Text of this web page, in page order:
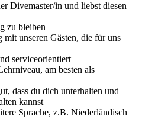
Divemaster/in und liebst diesen
zu bleiben
unseren Gästen, die für uns
serviceorientiert
am besten als
dass du dich unterhalten und
kannst
Sprache, z.B. Niederländisch